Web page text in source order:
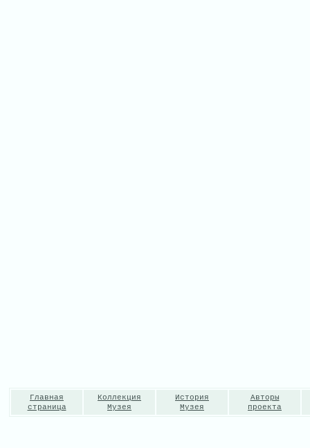
Главная
страница
Коллекция
Музея
История
Музея
Авторы
проекта